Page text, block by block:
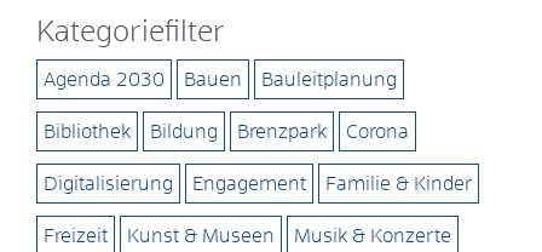
Kategoriefilter
Agenda 2030 Bauen Bauleitplanung
Bibliothek Bildung Brenzpark Corona
Digitalisierung Engagement Familie & Kinder
Freizeit Kunst & Museen Musik & Konzerte